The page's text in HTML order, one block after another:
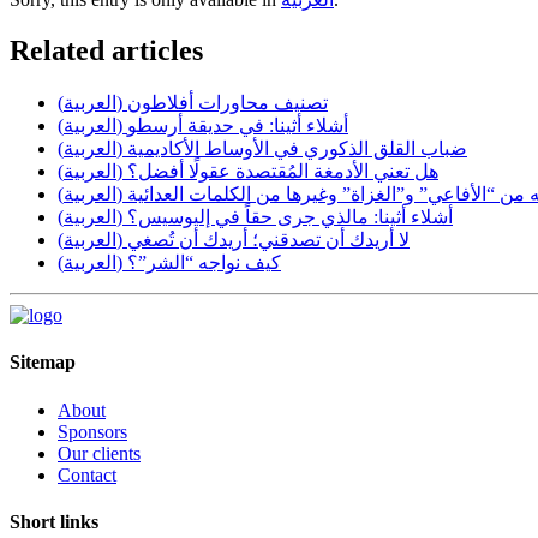
Related articles
(العربية) تصنيف محاورات أفلاطون
(العربية) أشلاء أثينا: في حديقة أرسطو
(العربية) ضباب القلق الذكوري في الأوساط الأكاديمية
(العربية) هل تعني الأدمغة المُقتصدة عقولًا أفضل؟
انتبه من “الأفاعي” و”الغزاة” وغيرها من الكلمات العدائية
(العربية) أشلاء أثينا: مالذي جرى حقاً في إليوسيس؟
(العربية) لا أريدك أن تصدقني؛ أريدك أن تُصغي
(العربية) كيف نواجه “الشر”؟
Sitemap
About
Sponsors
Our clients
Contact
Short links